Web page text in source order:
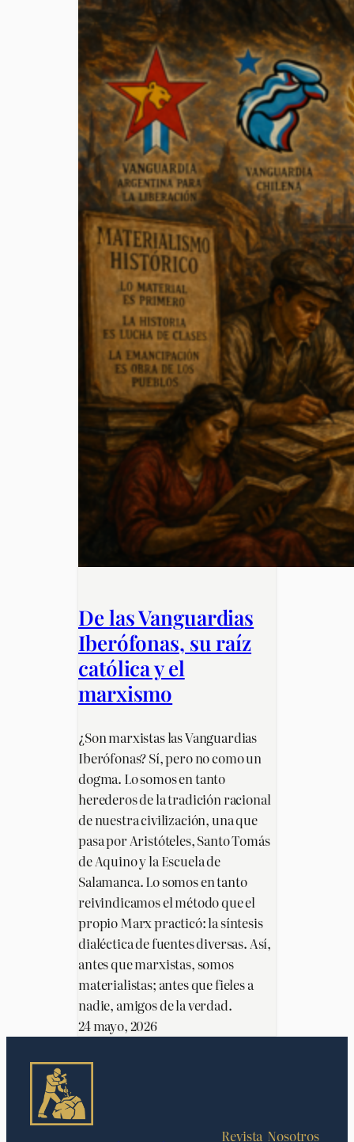
De las Vanguardias
Iberófonas, su raíz
católica y el
marxismo
¿Son marxistas las Vanguardias
Iberófonas? Sí, pero no como un
dogma. Lo somos en tanto
herederos de la tradición racional
de nuestra civilización, una que
pasa por Aristóteles, Santo Tomás
de Aquino y la Escuela de
Salamanca. Lo somos en tanto
reivindicamos el método que el
propio Marx practicó: la síntesis
dialéctica de fuentes diversas. Así,
antes que marxistas, somos
materialistas; antes que fieles a
nadie, amigos de la verdad.
24 mayo, 2026
Revista Nosotros